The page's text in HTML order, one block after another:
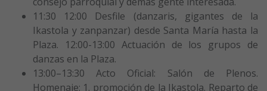
11:30 12:00 Desfile (danzaris, gigantes de la
Ikastola y zanpanzar) desde Santa María hasta la
Plaza. 12:00-13:00 Actuación de los grupos de
danzas en la Plaza.
13:00–13:30 Acto Oficial: Salón de Plenos.
Homenaje: 1. promoción de la Ikastola. Reparto de